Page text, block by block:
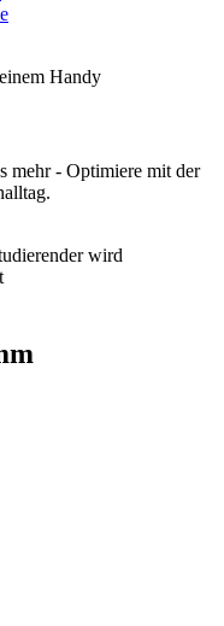
mehr - Optimiere mit der